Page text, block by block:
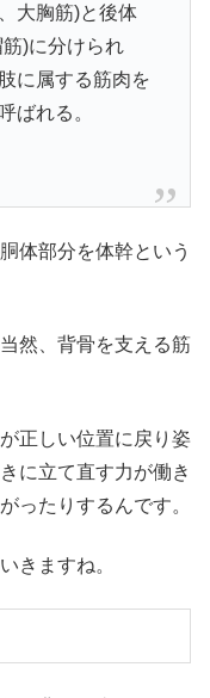
大胸筋)と後体
)に分けられ
に属する筋肉を
ばれる。
体部分を体幹という
然、背骨を支える筋
正しい位置に戻り姿
に立て直す力が働き
ったりするんです。
きますね。